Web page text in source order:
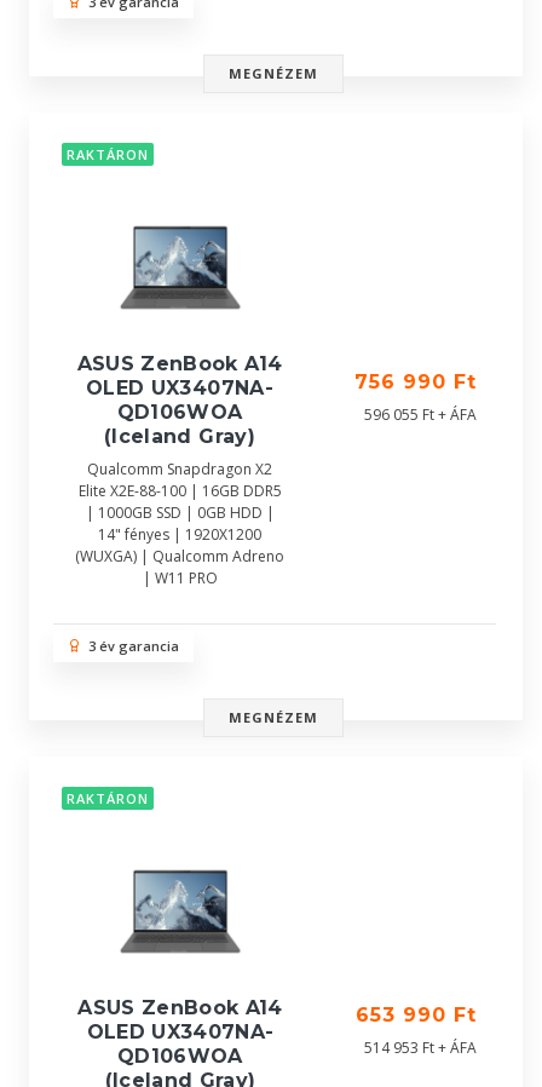
MEGNÉZEM
RAKTÁRON
ASUS ZenBook A14
OLED UX3407NA-
QD106WOA
(Iceland Gray)
Qualcomm Snapdragon X2
Elite X2E-88-100 | 16GB DDR5
| 1000GB SSD | 0GB HDD |
14" fényes | 1920X1200
(WUXGA) | Qualcomm Adreno
| W11 PRO
756 990 Ft
596 055 Ft + ÁFA
3 év garancia
MEGNÉZEM
RAKTÁRON
ASUS ZenBook A14
OLED UX3407NA-
QD106WOA
(Iceland Gray)
653 990 Ft
514 953 Ft + ÁFA